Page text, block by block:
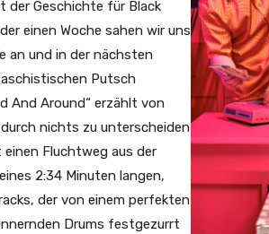
der Geschichte für Black
einen Woche sahen wir uns
an und in der nächsten
Putsch
And Around“ erzählt von
nichts zu unterscheiden
Fluchtweg aus der
2:34 Minuten langen,
der von einem perfekten
Drums festgezurrt